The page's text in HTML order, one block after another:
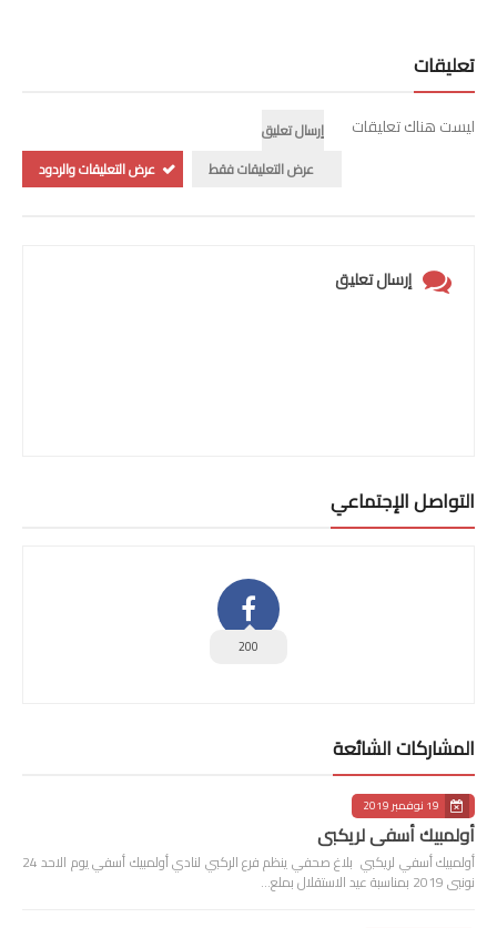
تعليقات
ليست هناك تعليقات
إرسال تعليق
عرض التعليقات فقط
عرض التعليقات والردود
إرسال تعليق
التواصل الإجتماعي
200
المشاركات الشائعة
19 نوفمبر 2019
أولمبيك أسفي لريكبي
أولمبيك أسفي لريكبي بلاغ صحفي ينظم فرع الركبي لنادي أولمبيك أسفي يوم الاحد 24
نونبى 2019 بمناسبة عيد الاستقلال بملع…